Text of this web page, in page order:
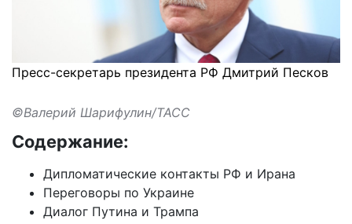
Пресс-секретарь президента РФ Дмитрий Песков
©Валерий Шарифулин/ТАСС
Содержание:
Дипломатические контакты РФ и Ирана
Переговоры по Украине
Диалог Путина и Трампа